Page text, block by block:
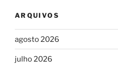
ARQUIVOS
agosto 2026
julho 2026